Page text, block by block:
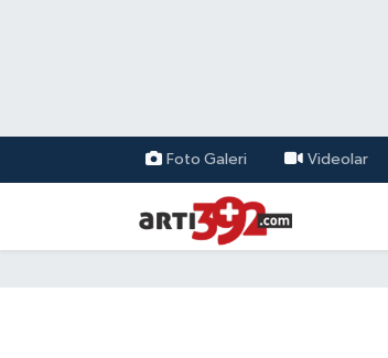
Foto Galeri Videolar